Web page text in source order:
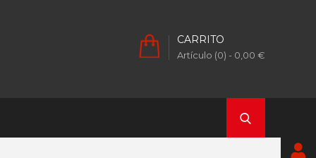
CARRITO
Artículo (0) - 0,00 €